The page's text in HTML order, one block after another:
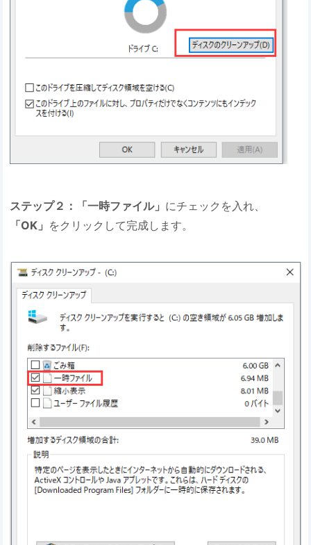
ステップ２：「一時ファイル」 にチェックを入れ、
「OK」 をクリックして完成します。